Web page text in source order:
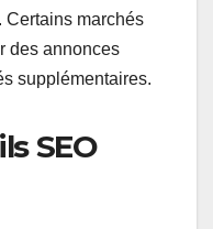
Certains marchés
des annonces
supplémentaires.
SEO